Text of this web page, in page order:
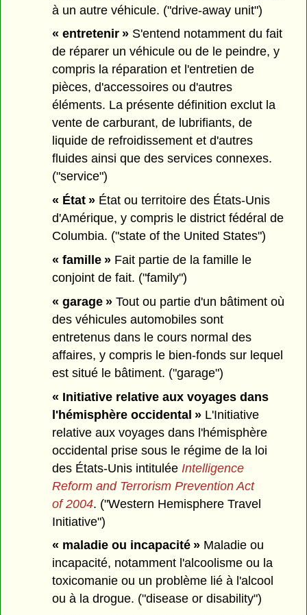
à un autre véhicule. ("drive-away unit")
« entretenir » S'entend notamment du fait
de réparer un véhicule ou de le peindre, y
compris la réparation et l'entretien de
pièces, d'accessoires ou d'autres
éléments. La présente définition exclut la
vente de carburant, de lubrifiants, de
liquide de refroidissement et d'autres
fluides ainsi que des services connexes.
("service")
« État » État ou territoire des États-Unis
d'Amérique, y compris le district fédéral de
Columbia. ("state of the United States")
« famille » Fait partie de la famille le
conjoint de fait. ("family")
« garage » Tout ou partie d'un bâtiment où
des véhicules automobiles sont
entretenus dans le cours normal des
affaires, y compris le bien-fonds sur lequel
est situé le bâtiment. ("garage")
« Initiative relative aux voyages dans
l'hémisphère occidental » L'Initiative
relative aux voyages dans l'hémisphère
occidental prise sous le régime de la loi
des États-Unis intitulée Intelligence
Reform and Terrorism Prevention Act
of 2004. ("Western Hemisphere Travel
Initiative")
« maladie ou incapacité » Maladie ou
incapacité, notamment l'alcoolisme ou la
toxicomanie ou un problème lié à l'alcool
ou à la drogue. ("disease or disability")